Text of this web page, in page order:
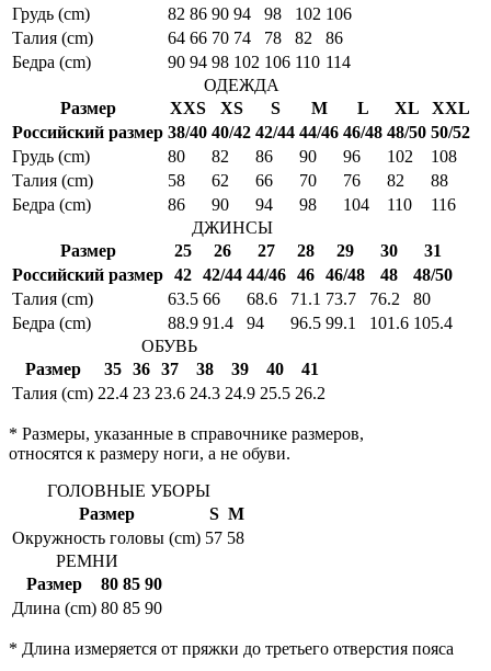
Грудь (cm)
82 86 90 94 98 102 106
Талия (cm)
64 66 70 74 78 82
86
Бедра (cm)
90 94 98 102 106 110 114
ОДЕЖДА
Размер
XXS XS S M L XL
XXL
Российский размер 38/40 40/42 42/44 44/46 46/48 48/50 50/52
Грудь (cm)
80 82 86 90 96 102
108
Талия (cm)
58 62 66 70 76 82
88
Бедра (cm)
86 90 94 98 104 110
116
ДЖИНСЫ
Размер
25 26 27 28 29 30
31
Российский размер 42 42/44 44/46 46 46/48 48
48/50
Талия (cm)
63.5 66 68.6 71.1 73.7 76.2
80
Бедра (cm)
88.9 91.4 94 96.5 99.1 101.6 105.4
ОБУВЬ
Размер
35 36 37 38 39 40
41
Талия (cm) 22.4 23 23.6 24.3 24.9 25.5 26.2
* Размеры, указанные в справочнике размеров,
относятся к размеру ноги, а не обуви.
ГОЛОВНЫЕ УБОРЫ
Размер
S M
Окружность головы (cm) 57 58
РЕМНИ
Размер
80 85 90
Длина (cm) 80 85 90
* Длина измеряется от пряжки до третьего отверстия пояса